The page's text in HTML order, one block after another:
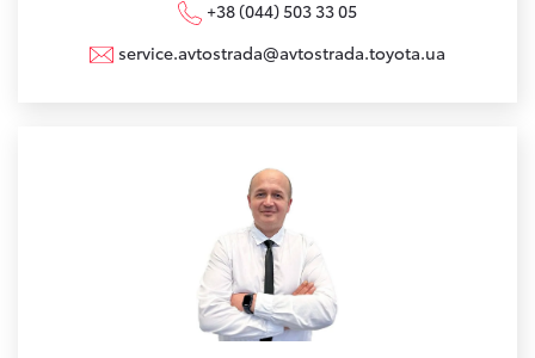
+38 (044) 503 33 05
service.avtostrada@avtostrada.toyota.ua